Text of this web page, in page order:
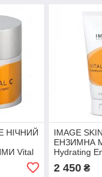
НІЧНИЙ
Vital
Crème
IMAGE
ЕНЗИМНА
Hydrating
2 450₴